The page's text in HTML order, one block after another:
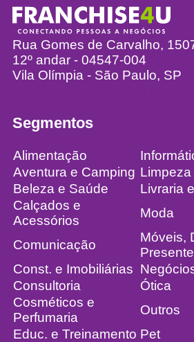
Rua Gomes de Carvalho,
12º andar - 04547-004
Vila Olímpia - São Paulo, SP
Segmentos
Alimentação
Aventura e Camping
Beleza e Saúde
Livraria
Calçados e
Acessórios
Moda
Comunicação
Móveis,
Const. e Imobiliárias
Consultoria
Ótica
Cosméticos e
Perfumaria
Outros
Educ. e Treinamento Pet